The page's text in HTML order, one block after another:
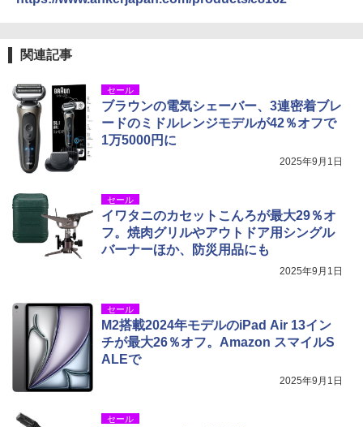
関連記事
セール
ブラウンの電気シェーバー、3連密着ブレ
ードのミドルレンジモデルが42％オフで
1万5000円に
2025年9月1日
セール
イワタニのカセットこんろが最大29％オ
フ。焼肉グリルやアウトドア用シングル
バーナーほか、防災用品にも
2025年9月1日
セール
M2搭載2024年モデルのiPad Air 13イン
チが最大26％オフ。Amazon スマイルS
ALEで
2025年9月1日
セール